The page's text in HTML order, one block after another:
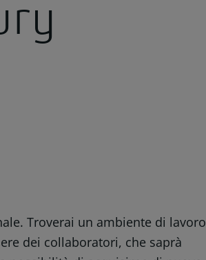
Troverai un ambiente di lavoro
dei collaboratori, che saprà